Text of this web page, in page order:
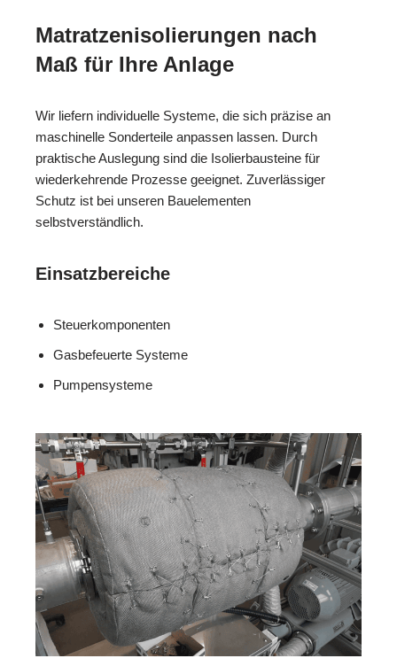
Matratzenisolierungen nach
Maß für Ihre Anlage
Wir liefern individuelle Systeme, die sich präzise an
maschinelle Sonderteile anpassen lassen. Durch
praktische Auslegung sind die Isolierbausteine für
wiederkehrende Prozesse geeignet. Zuverlässiger
Schutz ist bei unseren Bauelementen
selbstverständlich.
Einsatzbereiche
Steuerkomponenten
Gasbefeuerte Systeme
Pumpensysteme